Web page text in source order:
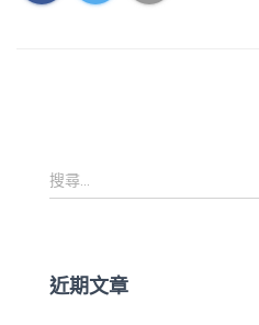
搜
尋
:
搜尋...
近期文章